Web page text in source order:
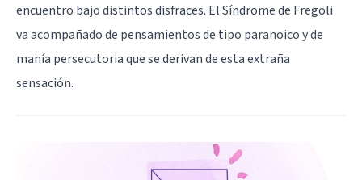
encuentro bajo distintos disfraces. El Síndrome de Fregoli
va acompañado de pensamientos de tipo paranoico y de
manía persecutoria que se derivan de esta extraña
sensación.